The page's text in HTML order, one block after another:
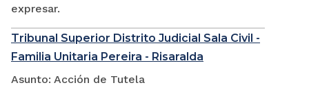
expresar.
Tribunal Superior Distrito Judicial Sala Civil -
Familia Unitaria Pereira - Risaralda
Asunto: Acción de Tutela